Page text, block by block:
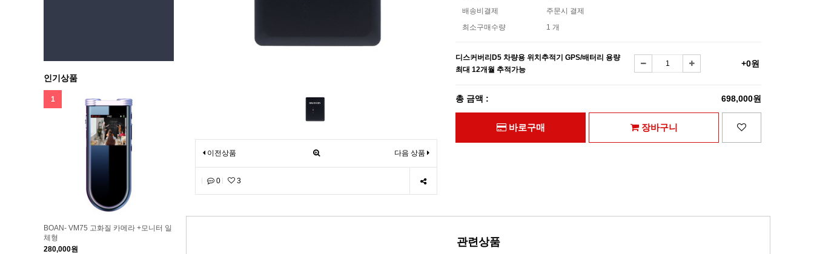
인기상품
1
BOAN- VM75 고화질 카메라 +모니터 일
체형
280,000원
이전상품 다음 상품
0 3
배송비결제
주문시 결제
최소구매수량
1 개
디스커버리D5 차량용 위치추적기 GPS/배터리 용량
최대 12개월 추적가능
+0원
총 금액 : 698,000원
바로구매 장바구니
관련상품